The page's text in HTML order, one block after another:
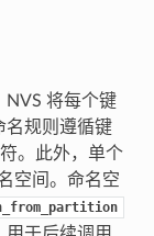
NVS 将每个键
名规则遵循键
。此外，单个
空间。命名空